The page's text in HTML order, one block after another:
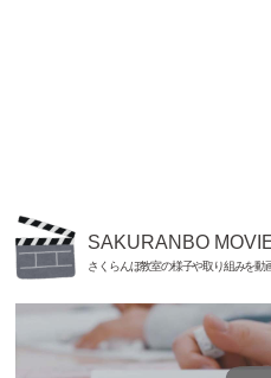
SAKURANBO
さくらんぼ教室の様子や取り組みを動